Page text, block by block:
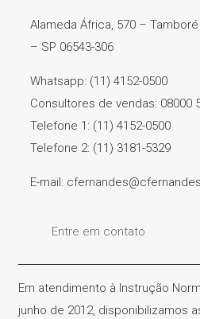
Alameda África, 570 –
– SP 06543-306
Whatsapp: (11) 4152-0500
Consultores de vendas: 08000
Telefone 1: (11) 4152-0500
Telefone 2: (11) 3181-5329
E-mail:
Entre em contato
Em atendimento à Instrução
junho de 2012, disponibilizamos